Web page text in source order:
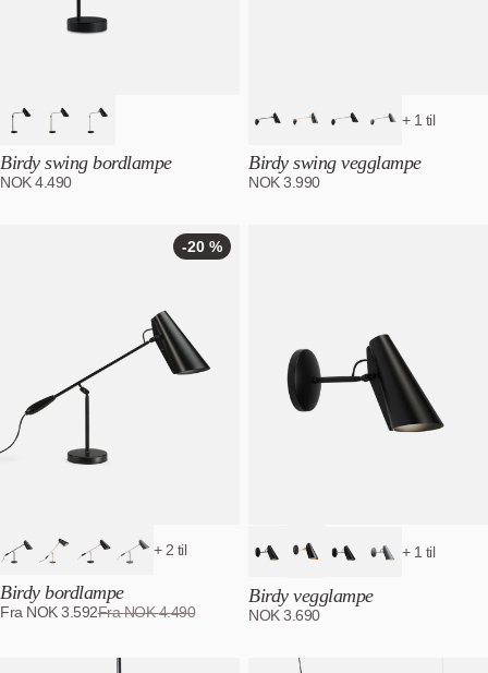
Birdy swing bordlampe
NOK4.490
+ 1 til
Birdy swing vegglampe
NOK3.990
-20 %
+ 2 til
Birdy bordlampe
Fra NOK3.592FraNOK4.490
+ 1 til
Birdy vegglampe
NOK3.690